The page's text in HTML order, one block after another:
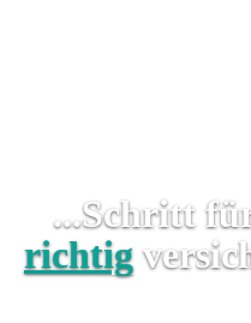
...Schritt
richtig
...dasTeam
Wünsche!
...derWeg
Vermittler!